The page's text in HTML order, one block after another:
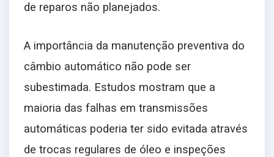
de reparos não planejados.
A importância da manutenção preventiva do
câmbio automático não pode ser
subestimada. Estudos mostram que a
maioria das falhas em transmissões
automáticas poderia ter sido evitada através
de trocas regulares de óleo e inspeções